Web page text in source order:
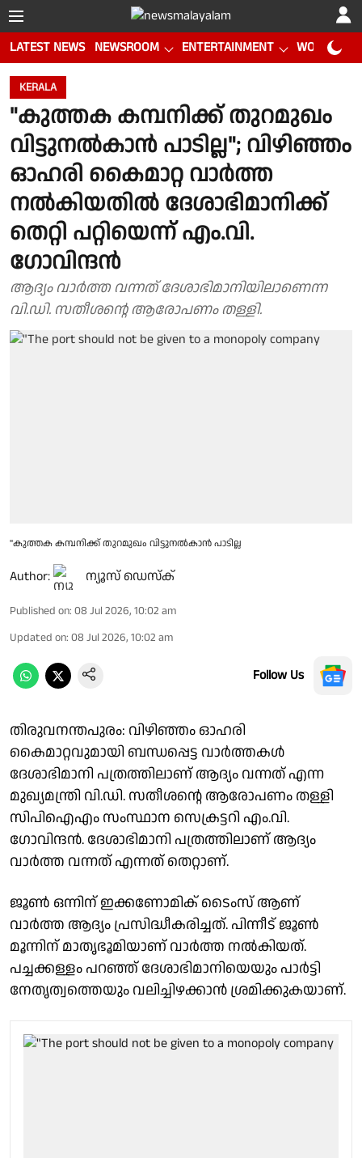
LATEST NEWS NEWSROOM ENTERTAINMENT WORLD CUP
KERALA
"കുത്തക കമ്പനിക്ക് തുറമുഖം
വിട്ടുനൽകാൻ പാടില്ല"; വിഴിഞ്ഞം
ഓഹരി കൈമാറ്റ വാർത്ത
നൽകിയതിൽ ദേശാഭിമാനിക്ക്
തെറ്റി പറ്റിയെന്ന് എം.വി.
ഗോവിന്ദൻ
ആദ്യം വാർത്ത വന്നത് ദേശാഭിമാനിയിലാണെന്ന
വി.ഡി. സതീശൻ്റെ ആരോപണം തള്ളി.
"കുത്തക കമ്പനിക്ക് തുറമുഖം വിട്ടുനൽകാൻ പാടില്ല
Author: ന്യൂസ് ഡെസ്ക്
Published on: 08 Jul 2026, 10:02 am
Updated on: 08 Jul 2026, 10:02 am
Follow Us
തിരുവനന്തപുരം: വിഴിഞ്ഞം ഓഹരി
കൈമാറ്റവുമായി ബന്ധപ്പെട്ട വാർത്തകൾ
ദേശാഭിമാനി പത്രത്തിലാണ് ആദ്യം വന്നത് എന്ന
മുഖ്യമന്ത്രി വി.ഡി. സതീശൻ്റെ ആരോപണം തള്ളി
സിപിഐഎം സംസ്ഥാന സെക്രട്ടറി എം.വി.
ഗോവിന്ദൻ. ദേശാഭിമാനി പത്രത്തിലാണ് ആദ്യം
വാർത്ത വന്നത് എന്നത് തെറ്റാണ്.
ജൂൺ ഒന്നിന് ഇക്കണോമിക് ടൈംസ് ആണ്
വാർത്ത ആദ്യം പ്രസിദ്ധീകരിച്ചത്. പിന്നീട് ജൂൺ
മൂന്നിന് മാതൃഭൂമിയാണ് വാർത്ത നൽകിയത്.
പച്ചക്കള്ളം പറഞ്ഞ് ദേശാഭിമാനിയെയും പാർട്ടി
നേതൃത്വത്തെയും വലിച്ചിഴക്കാൻ ശ്രമിക്കുകയാണ്.